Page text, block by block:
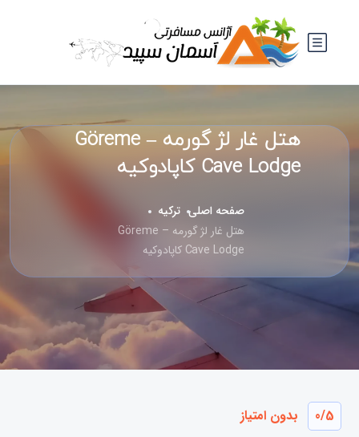
هتل غار لژ گورمه – Göreme
Cave Lodge کاپادوکیه
صفحه اصلی ترکیه
هتل غار لژ گورمه – Göreme
Cave Lodge کاپادوکیه
0/5 بدون امتیاز